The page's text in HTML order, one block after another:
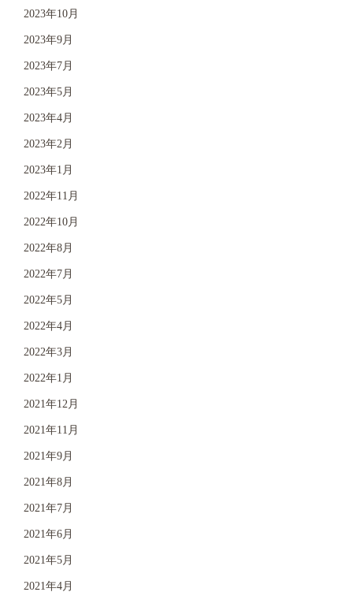
2023年10月
2023年9月
2023年7月
2023年5月
2023年4月
2023年2月
2023年1月
2022年11月
2022年10月
2022年8月
2022年7月
2022年5月
2022年4月
2022年3月
2022年1月
2021年12月
2021年11月
2021年9月
2021年8月
2021年7月
2021年6月
2021年5月
2021年4月